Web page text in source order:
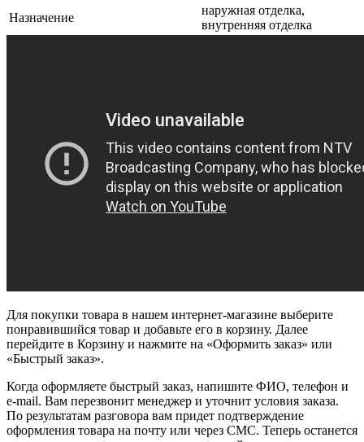
Назначение
наружная отделка,
внутренняя отделка
Для покупки товара в нашем интернет-магазине выберите
понравившийся товар и добавьте его в корзину. Далее
перейдите в Корзину и нажмите на «Оформить заказ» или
«Быстрый заказ».
Когда оформляете быстрый заказ, напишите ФИО, телефон и
e-mail. Вам перезвонит менеджер и уточнит условия заказа.
По результатам разговора вам придет подтверждение
оформления товара на почту или через СМС. Теперь останется